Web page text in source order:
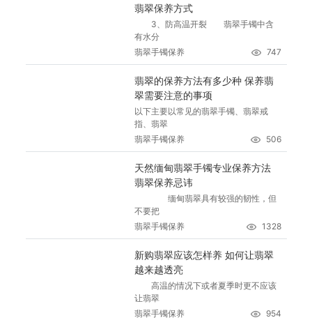
翡翠保养方式
3、防高温开裂 翡翠手镯中含
有水分
翡翠手镯保养
747
翡翠的保养方法有多少种 保养翡
翠需要注意的事项
以下主要以常见的翡翠手镯、翡翠戒
指、翡翠
翡翠手镯保养
506
天然缅甸翡翠手镯专业保养方法
翡翠保养忌讳
缅甸翡翠具有较强的韧性，但
不要把
翡翠手镯保养
1328
新购翡翠应该怎样养 如何让翡翠
越来越透亮
高温的情况下或者夏季时更不应该
让翡翠
翡翠手镯保养
954